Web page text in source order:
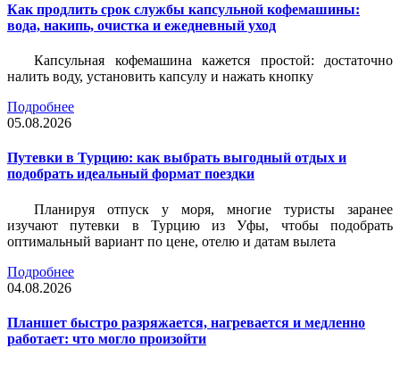
Как продлить срок службы капсульной кофемашины:
вода, накипь, очистка и ежедневный уход
Капсульная кофемашина кажется простой: достаточно
налить воду, установить капсулу и нажать кнопку
Подробнее
05.08.2026
Путевки в Турцию: как выбрать выгодный отдых и
подобрать идеальный формат поездки
Планируя отпуск у моря, многие туристы заранее
изучают путевки в Турцию из Уфы, чтобы подобрать
оптимальный вариант по цене, отелю и датам вылета
Подробнее
04.08.2026
Планшет быстро разряжается, нагревается и медленно
работает: что могло произойти